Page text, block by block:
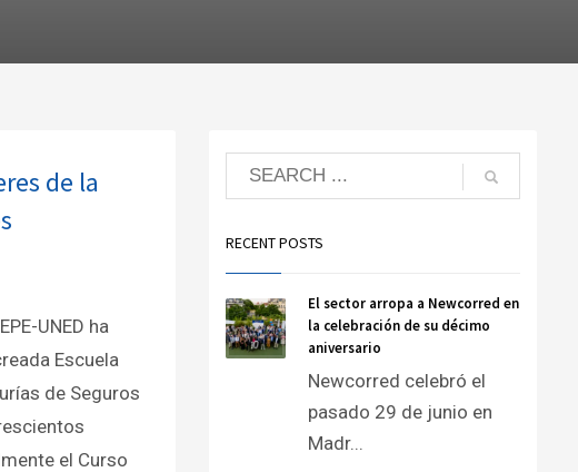
de la
UNED ha
Escuela
de Seguros
el Curso
RECENT POSTS
El sector arropa a Newcorred en
la celebración de su décimo
aniversario
Newcorred celebró el
pasado 29 de junio en
Madr...